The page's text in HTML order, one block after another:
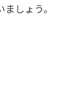
しょう。